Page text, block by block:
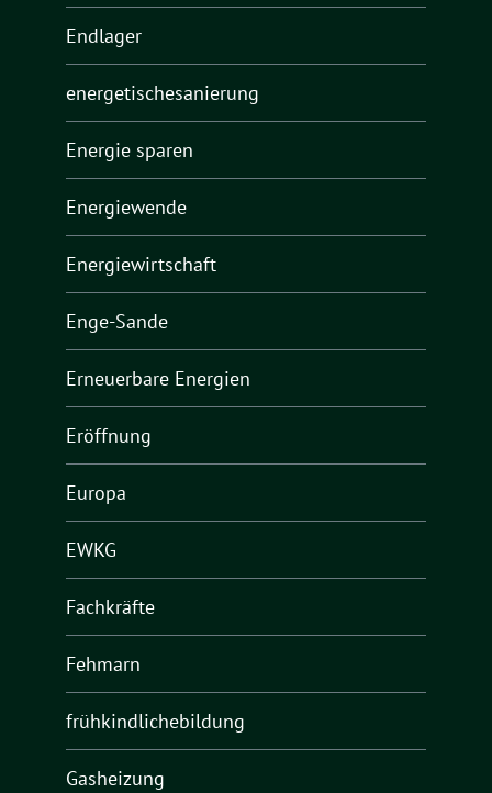
Endlager
energetischesanierung
Energie sparen
Energiewende
Energiewirtschaft
Enge-Sande
Erneuerbare Energien
Eröffnung
Europa
EWKG
Fachkräfte
Fehmarn
frühkindlichebildung
Gasheizung